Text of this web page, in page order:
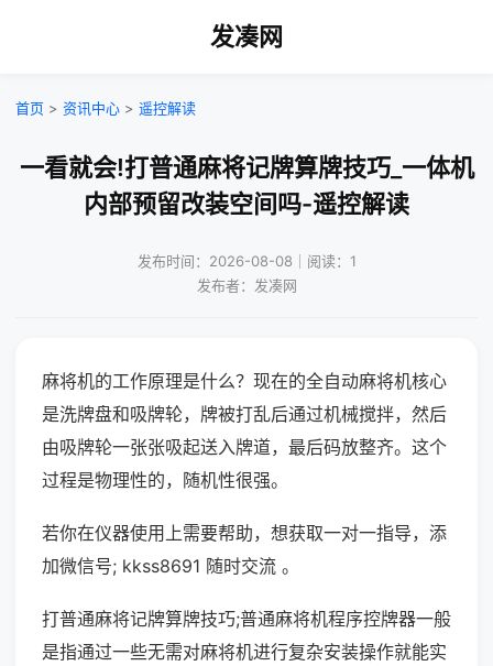
发凑网
首页 > 资讯中心 > 遥控解读
一看就会!打普通麻将记牌算牌技巧_一体机
内部预留改装空间吗-遥控解读
发布时间：2026-08-08｜阅读：1
发布者：发凑网
麻将机的工作原理是什么？现在的全自动麻将机核心
是洗牌盘和吸牌轮，牌被打乱后通过机械搅拌，然后
由吸牌轮一张张吸起送入牌道，最后码放整齐。这个
过程是物理性的，随机性很强。
若你在仪器使用上需要帮助，想获取一对一指导，添
加微信号; kkss8691 随时交流 。
打普通麻将记牌算牌技巧;普通麻将机程序控牌器一般
是指通过一些无需对麻将机进行复杂安装操作就能实